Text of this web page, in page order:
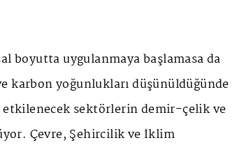
boyutta uygulanmaya başlamasa da
karbon yoğunlukları düşünüldüğünde
etkilenecek sektörlerin demir-çelik ve
Çevre, Şehircilik ve İklim